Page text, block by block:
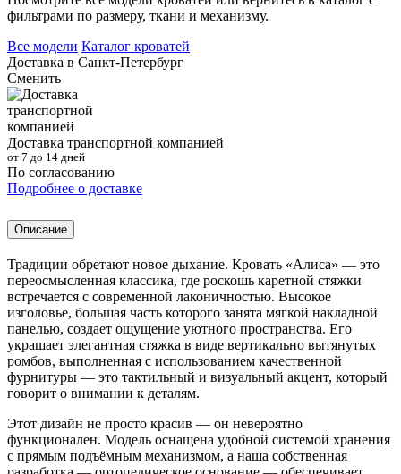
фильтрами по размеру, ткани и механизму.
Все модели Каталог кроватей
Доставка в Санкт-Петербург
Сменить
Доставка транспортной компанией
от 7 до 14 дней
По согласованию
Подробнее о доставке
Описание
Традиции обретают новое дыхание. Кровать «Алиса» — это
переосмысленная классика, где роскошь каретной стяжки
встречается с современной лаконичностью. Высокое
изголовье, большая часть которого занята мягкой накладной
панелью, создает ощущение уютного пространства. Его
украшает элегантная стяжка в виде вертикально вытянутых
ромбов, выполненная с использованием качественной
фурнитуры — это тактильный и визуальный акцент, который
говорит о внимании к деталям.
Этот дизайн не просто красив — он невероятно
функционален. Модель оснащена удобной системой хранения
с прямым подъёмным механизмом, а наша собственная